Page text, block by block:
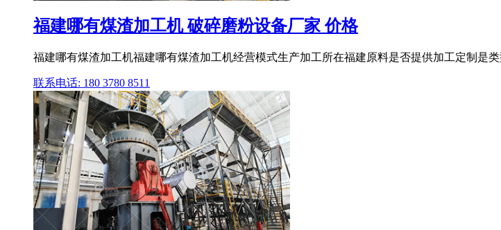
福建哪有煤渣加工机 破碎磨粉设备厂家 价格
福建哪有煤渣加工机福建哪有煤渣加工机经营模式生产加工所在福建原料是否提供加工定制是
联系电话: 180 3780 8511